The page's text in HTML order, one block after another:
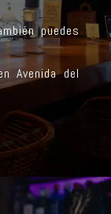
puedes
Avenida del